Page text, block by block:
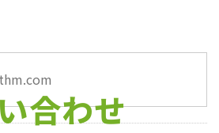
合わせ